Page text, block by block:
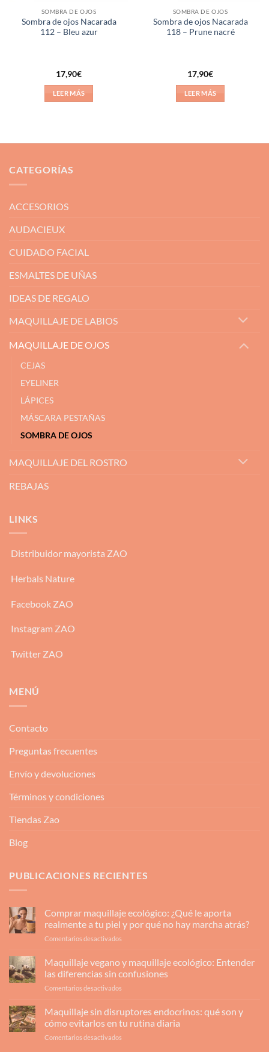
SOMBRA DE OJOS
Sombra de ojos Nacarada
112 – Bleu azur
17,90€
LEER MÁS
SOMBRA DE OJOS
Sombra de ojos Nacarada
118 – Prune nacré
17,90€
LEER MÁS
CATEGORÍAS
ACCESORIOS
AUDACIEUX
CUIDADO FACIAL
ESMALTES DE UÑAS
IDEAS DE REGALO
MAQUILLAJE DE LABIOS
MAQUILLAJE DE OJOS
CEJAS
EYELINER
LÁPICES
MÁSCARA PESTAÑAS
SOMBRA DE OJOS
MAQUILLAJE DEL ROSTRO
REBAJAS
LINKS
Distribuidor mayorista ZAO
Herbals Nature
Facebook ZAO
Instagram ZAO
Twitter ZAO
MENÚ
Contacto
Preguntas frecuentes
Envío y devoluciones
Términos y condiciones
Tiendas Zao
Blog
PUBLICACIONES RECIENTES
Comprar maquillaje ecológico: ¿Qué le aporta
realmente a tu piel y por qué no hay marcha atrás?
Comentarios desactivados
ecológico:
¿Qué
realmente
Maquillaje vegano y maquillaje ecológico: Entender
las diferencias sin confusiones
Comentarios desactivados
vegano
y
maquillaje
Maquillaje sin disruptores endocrinos: qué son y
cómo evitarlos en tu rutina diaria
Comentarios desactivados